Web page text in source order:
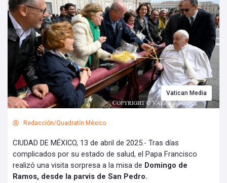
Vatican Media
Redacción/Quadratín México
CIUDAD DE MÉXICO, 13 de abril de 2025.- Tras días
complicados por su estado de salud, el Papa Francisco
realizó una visita sorpresa a la misa de Domingo de
Ramos, desde la parvis de San Pedro.